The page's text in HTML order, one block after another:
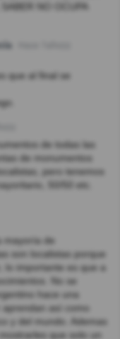
NO OCUPA
que al final se
de todas las
de monumentos
pero tenemos
50/50 etc.
mayoría de
son localistas porque
lo importante es que a
No se
hace una
así como
y del mundo. Ademas
que solo un